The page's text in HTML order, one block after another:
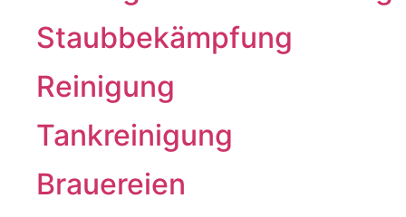
Staubbekämpfung
Reinigung
Tankreinigung
Brauereien